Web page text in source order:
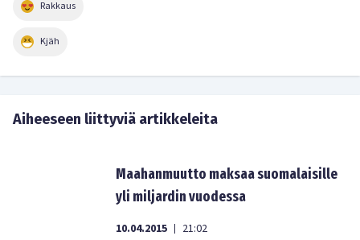
Rakkaus
Kjäh
Aiheeseen liittyviä artikkeleita
Maahanmuutto maksaa suomalaisille
yli miljardin vuodessa
10.04.2015 | 21:02